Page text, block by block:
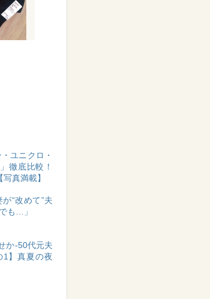
ユニクロ・
徹底比較！
真満載】
“改めて”夫
も…」
か-50代元夫
1】真夏の夜